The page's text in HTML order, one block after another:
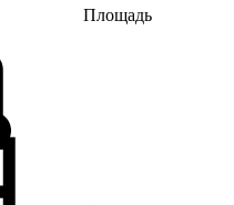
Площадь